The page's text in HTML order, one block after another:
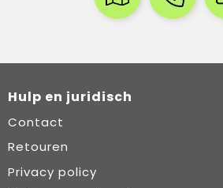
Hulp en juridisch
Contact
Retouren
Privacy policy